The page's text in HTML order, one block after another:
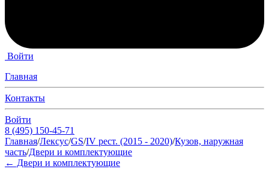
Войти
Главная
Контакты
Войти
8 (495) 150-45-71
Главная/Лексус/GS/IV рест. (2015 - 2020)/Кузов, наружная
часть/Двери и комплектующие
← Двери и комплектующие